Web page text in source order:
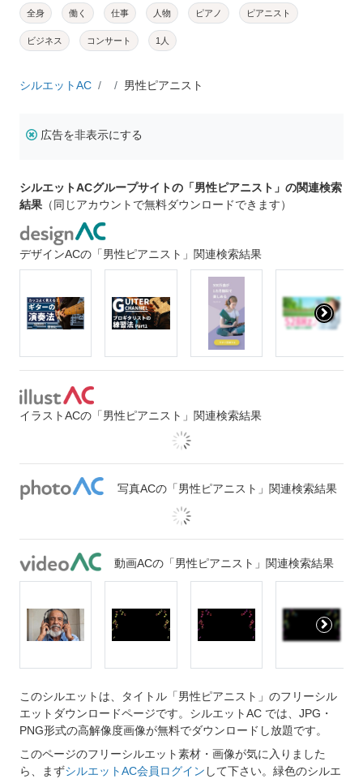
全身 働く 仕事 人物 ピアノ ピアニスト
ビジネス コンサート 1人
シルエットAC 男性ピアニスト
広告を非表示にする
シルエットACグループサイトの「男性ピアニスト」の関連検索
結果 （同じアカウントで無料ダウンロードできます）
デザインACの「男性ピアニスト」関連検索結果
イラストACの「男性ピアニスト」関連検索結果
写真ACの「男性ピアニスト」関連検索結果
動画ACの「男性ピアニスト」関連検索結果
このシルエットは、タイトル「男性ピアニスト」のフリーシル
エットダウンロードページです。シルエットAC では、JPG・
PNG形式の高解像度画像が無料でダウンロードし放題です。
このページのフリーシルエット素材・画像が気に入りました
ら、まずシルエットAC会員ログイン して下さい。緑色のシルエ